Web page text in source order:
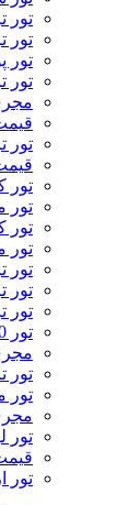
تور
تور
تور
تور
تور
تور
تور
تور
تور
تور
تور
تور
تور 10 روزه مالزی سنگاپور
تور
تور
تور
تور